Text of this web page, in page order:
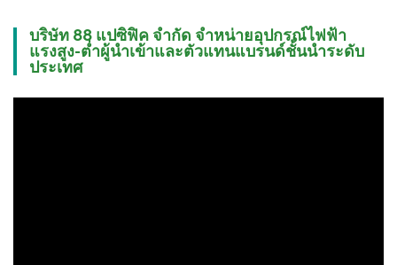
บริษัท 88 แปซิฟิค จำกัด จำหน่ายอุปกรณ์ไฟฟ้า
แรงสูง-ต่ำผู้นำเข้าและตัวแทนแบรนด์ชั้นนำระดับ
ประเทศ